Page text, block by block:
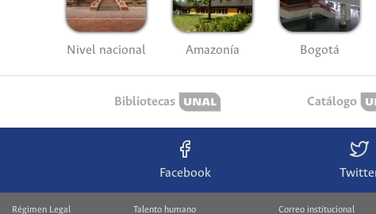
Nivel nacional Amazonía Bogotá
Bibliotecas Catálogo
Facebook
Régimen Legal Talento humano Correo institucional